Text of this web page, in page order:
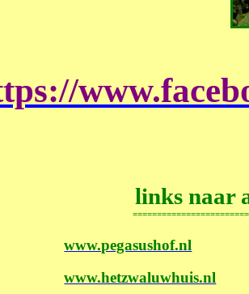
links naar
www.pegasushof.nl
www.hetzwaluwhuis.nl